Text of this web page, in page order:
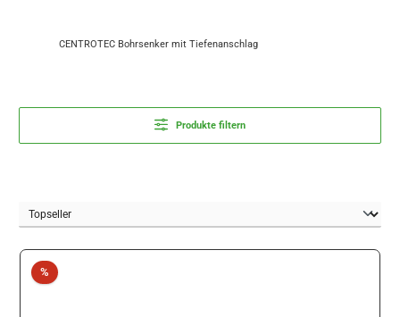
CENTROTEC Bohrsenker mit Tiefenanschlag
Produkte filtern
%Rabatt